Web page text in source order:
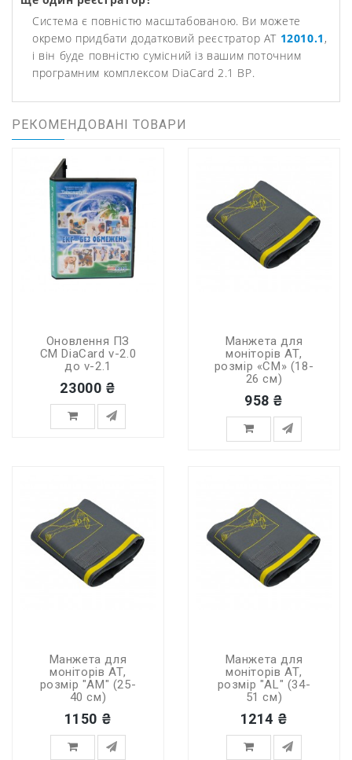
Система є повністю масштабованою. Ви можете
окремо придбати додатковий реєстратор АТ 12010.1 ,
і він буде повністю сумісний із вашим поточним
програмним комплексом DiaCard 2.1 BP.
РЕКОМЕНДОВАНІ ТОВАРИ
Оновлення ПЗ
СМ DiaCard v-2.0
до v-2.1
23000 ₴
Манжета для
моніторів АТ,
розмір «СМ» (18-
26 см)
958 ₴
Манжета для
моніторів АТ,
розмір "AM" (25-
40 см)
1150 ₴
Манжета для
моніторів АТ,
розмір "AL" (34-
51 см)
1214 ₴